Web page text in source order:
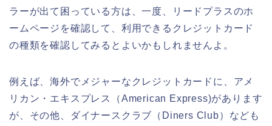
ラーが出て困っている方は、一度、リードプラスのホ
ームページを確認して、利用できるクレジットカード
の種類を確認してみるとよいかもしれませんよ。
例えば、海外でメジャーなクレジットカードに、アメ
リカン・エキスプレス（American Express)があります
が、その他、ダイナースクラブ（Diners Club）なども